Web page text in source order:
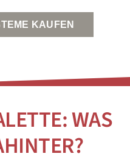
KAUFEN
WAS